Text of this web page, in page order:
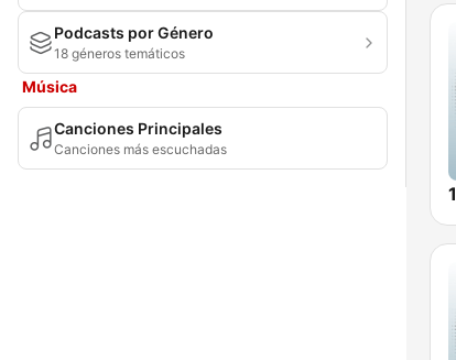
Podcasts por Género
18 géneros temáticos
Música
Canciones Principales
Canciones más escuchadas